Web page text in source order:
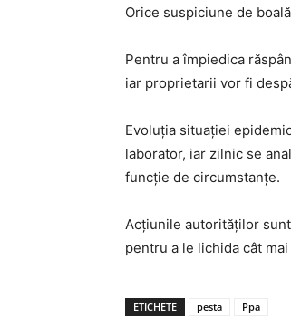
Orice suspiciune de
Pentru a împiedica
iar proprietarii vor fi
Evoluţia situației
laborator, iar zilnic se
funcţie de circumstanţe.
Acţiunile autorităţilor
pentru a le lichida cât
ETICHETE pesta Ppa